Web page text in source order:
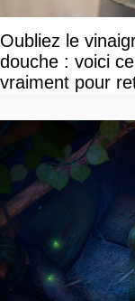
Oubliez le
douche : voici
vraiment pour